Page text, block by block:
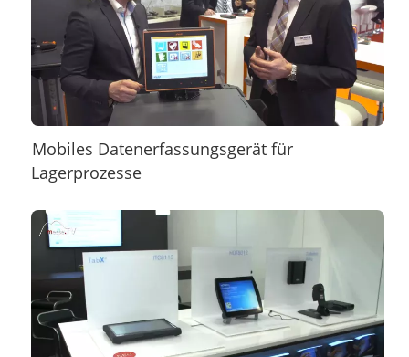
Mobiles Datenerfassungsgerät für
Lagerprozesse